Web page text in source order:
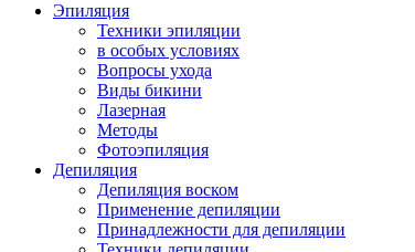
Эпиляция
Техники эпиляции
в особых условиях
Вопросы ухода
Виды бикини
Лазерная
Методы
Фотоэпиляция
Депиляция
Депиляция воском
Применение депиляции
Принадлежности для депиляции